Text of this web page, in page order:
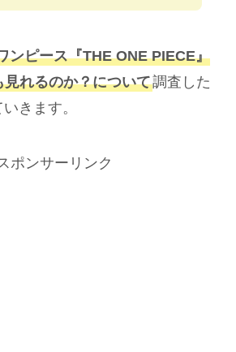
ンピース『THE ONE PIECE』
れるのか？について調査した
きます。
ポンサーリンク